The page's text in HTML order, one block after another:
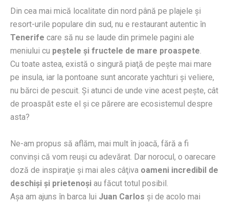
Din cea mai mică localitate din nord până pe plajele şi
resort-urile populare din sud, nu e restaurant autentic în
Tenerife care să nu se laude din primele pagini ale
meniului cu peştele şi fructele de mare proaspete
Cu toate astea, există o singură piaţă de peşte mai mare
pe insula, iar la pontoane sunt ancorate yachturi şi veliere,
nu bărci de pescuit. Şi atunci de unde vine acest peşte, cât
de proaspăt este el şi ce părere are ecosistemul despre
asta?
Ne-am propus să aflăm, mai mult în joacă, fără a fi
convinşi că vom reuşi cu adevărat. Dar norocul, o oarecare
doză de inspiraţie şi mai ales câţiva oameni incredibil de
deschişi şi prietenoşi au făcut totul posibil.
Aşa am ajuns în barca lui Juan Carlos şi de acolo mai